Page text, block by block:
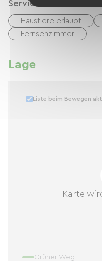
Services
Haustiere erlaubt
Fernsehzimmer
Lage
Karte
Liste beim Bewegen
Grüner Weg